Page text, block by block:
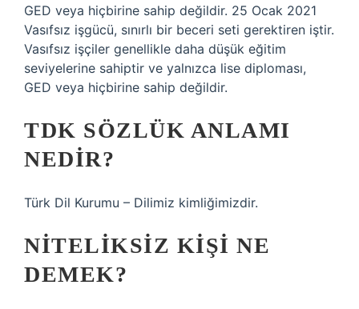
GED veya hiçbirine sahip değildir. 25 Ocak 2021
Vasıfsız işgücü, sınırlı bir beceri seti gerektiren iştir.
Vasıfsız işçiler genellikle daha düşük eğitim
seviyelerine sahiptir ve yalnızca lise diploması,
GED veya hiçbirine sahip değildir.
TDK SÖZLÜK ANLAMI
NEDIR?
Türk Dil Kurumu – Dilimiz kimliğimizdir.
NITELIKSIZ KIŞI NE
DEMEK?